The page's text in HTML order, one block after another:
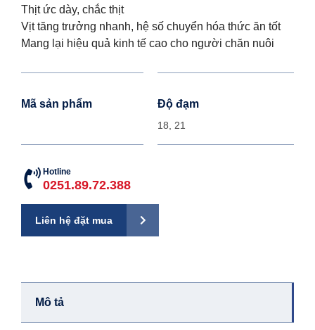
Thịt ức dày, chắc thịt
Vịt tăng trưởng nhanh, hệ số chuyển hóa thức ăn tốt
Mang lại hiệu quả kinh tế cao cho người chăn nuôi
Mã sản phẩm Độ đạm
18, 21
Hotline
0251.89.72.388
Liên hệ đặt mua
Mô tả